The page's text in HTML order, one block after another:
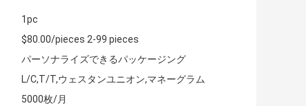
1pc
$80.00/pieces 2-99 pieces
パーソナライズできるパッケージング
L/C,T/T,ウェスタンユニオン,マネーグラム
5000枚/月